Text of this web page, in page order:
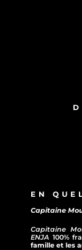
EN
Capitaine
Capitaine
ENJA 100%
famille et les